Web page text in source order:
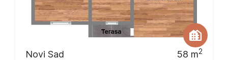
Novi Sad 58 m2